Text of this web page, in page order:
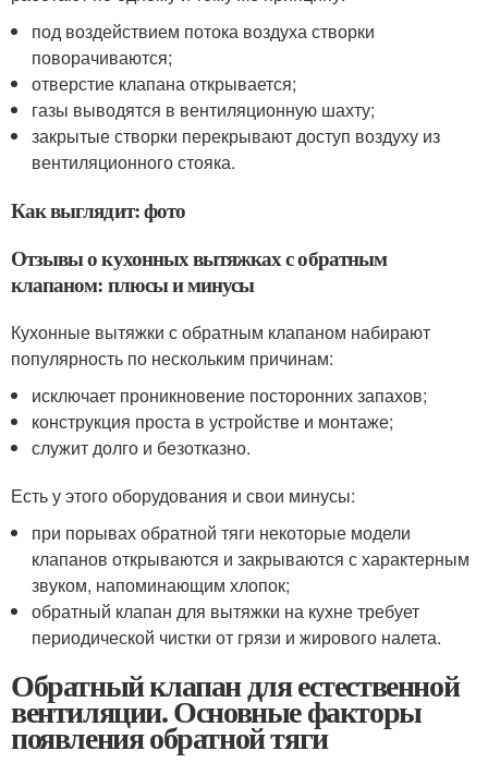
под воздействием потока воздуха створки
поворачиваются;
отверстие клапана открывается;
газы выводятся в вентиляционную шахту;
закрытые створки перекрывают доступ воздуху из
вентиляционного стояка.
Как выглядит: фото
Отзывы о кухонных вытяжках с обратным
клапаном: плюсы и минусы
Кухонные вытяжки с обратным клапаном набирают
популярность по нескольким причинам:
исключает проникновение посторонних запахов;
конструкция проста в устройстве и монтаже;
служит долго и безотказно.
Есть у этого оборудования и свои минусы:
при порывах обратной тяги некоторые модели
клапанов открываются и закрываются с характерным
звуком, напоминающим хлопок;
обратный клапан для вытяжки на кухне требует
периодической чистки от грязи и жирового налета.
Обратный клапан для естественной
вентиляции. Основные факторы
появления обратной тяги